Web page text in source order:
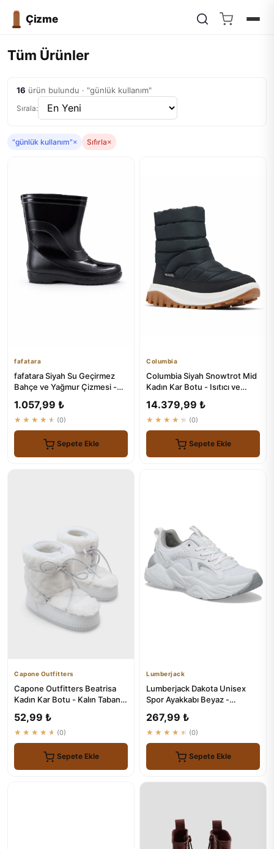
Çizme
Tüm Ürünler
16 ürün bulundu · "günlük kullanım"
Sırala:
"günlük kullanım"× Sıfırla×
fafatara
fafatara Siyah Su Geçirmez
Bahçe ve Yağmur Çizmesi -
1.057,99 ₺
★★★★★ (0)
Sepete Ekle
Columbia
Columbia Siyah Snowtrot Mid
Kadın Kar Botu - Isıtıcı ve
14.379,99 ₺
★★★★★ (0)
Sepete Ekle
Capone Outfitters
Capone Outfitters Beatrisa
Kadın Kar Botu - Kalın Tabanlı
52,99 ₺
★★★★★ (0)
Sepete Ekle
Lumberjack
Lumberjack Dakota Unisex
Spor Ayakkabı Beyaz -
267,99 ₺
★★★★★ (0)
Sepete Ekle